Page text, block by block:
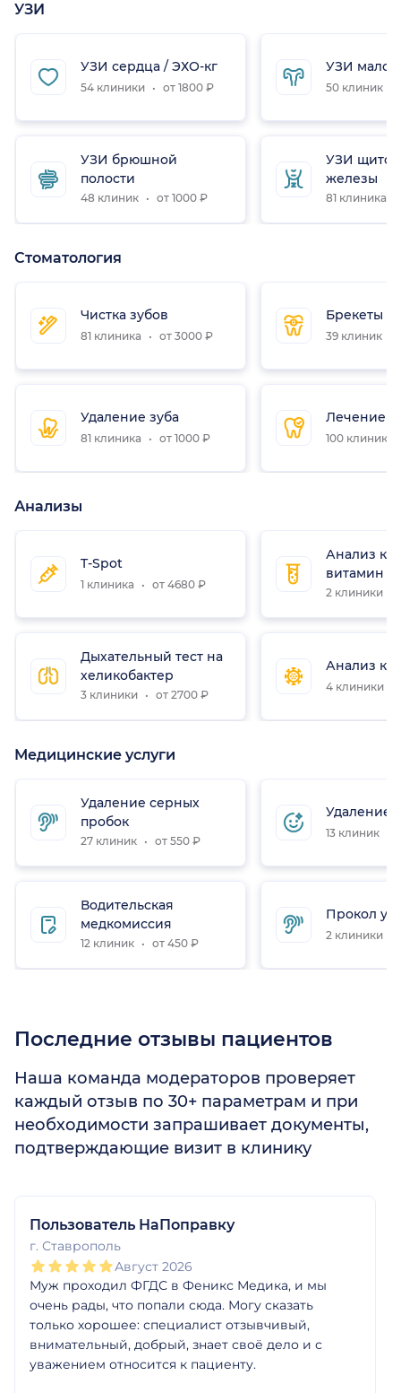
УЗИ
УЗИ сердца / ЭХО-кг
54 клиники от 1800 ₽
УЗИ брюшной
полости
48 клиник от 1000 ₽
УЗИ
50 клиник
УЗИ
железы
81 клиника
Стоматология
Чистка зубов
81 клиника от 3000 ₽
Удаление зуба
81 клиника от 1000 ₽
Брекеты
39 клиник
Лечение
100 клиник
Анализы
T-Spot
1 клиника от 4680 ₽
Дыхательный тест на
хеликобактер
3 клиники от 2700 ₽
Анализ
витамин D
2 клиники
Анализ
4 клиники
Медицинские услуги
Удаление серных
пробок
27 клиник от 550 ₽
Водительская
медкомиссия
12 клиник от 450 ₽
Удаление
13 клиник
Прокол
2 клиники
Последние отзывы пациентов
Наша команда модераторов проверяет
каждый отзыв по 30+ параметрам и при
необходимости запрашивает документы,
подтверждающие визит в клинику
Пользователь НаПоправку
г. Ставрополь
Август 2026
Муж проходил ФГДС в Феникс Медика, и мы
очень рады, что попали сюда. Могу сказать
только хорошее: специалист отзывчивый,
внимательный, добрый, знает своё дело и с
уважением относится к пациенту.